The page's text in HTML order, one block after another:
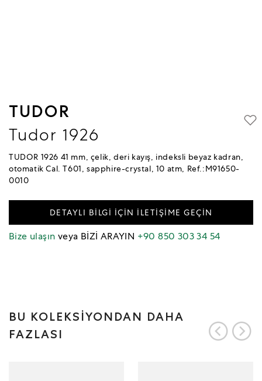
TUDOR
Tudor 1926
TUDOR 1926 41 mm, çelik, deri kayış, indeksli beyaz kadran,
otomatik Cal. T601, sapphire-crystal, 10 atm, Ref.:M91650-
0010
DETAYLI BİLGİ İÇİN İLETİŞİME GEÇİN
Bize ulaşın veya BİZİ ARAYIN +90 850 303 34 54
BU KOLEKSİYONDAN DAHA
FAZLASI